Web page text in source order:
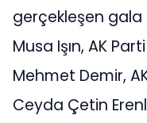
gerçekleşen gala
Musa Işın, AK
Mehmet Demir,
Ceyda Çetin